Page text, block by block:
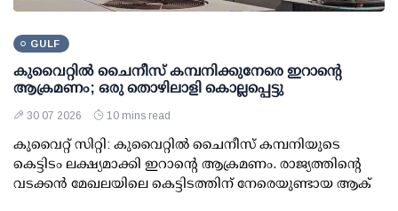
GULF
കുവൈറ്റില്‍ ചൈനീസ് കമ്പനിക്കുനേരെ ഇറാന്റെ
ആക്രമണം; ഒരു തൊഴിലാളി കൊല്ലപ്പെട്ടു
30 07 2026 10 mins read
കുവൈറ്റ് സിറ്റി: കുവൈറ്റില്‍ ചൈനീസ് കമ്പനിയുടെ
കെട്ടിടം ലക്ഷ്യമാക്കി ഇറാന്റെ ആക്രമണം. രാജ്യത്തിന്റെ
വടക്കന്‍ മേഖലയിലെ കെട്ടിടത്തിന് നേരെയുണ്ടായ ആക്